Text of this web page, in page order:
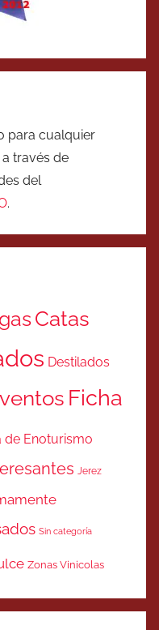
para cualquier
través de
del
.
Catas
Destilados
Ficha
de Enoturismo
Jerez
Sin categoría
Zonas Vinicolas